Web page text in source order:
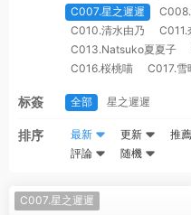
C007.星之遲遲
C010.清水由乃
C013.Natsuko夏夏子
C016.桜桃喵
C017.雪
标簽 全部 星之遲遲
排序 最新 更新 推薦
評論
随機
C007.星之遲遲